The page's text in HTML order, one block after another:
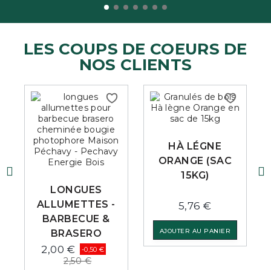
LES COUPS DE COEURS DE
NOS CLIENTS
LONGUES
ALLUMETTES -
BARBECUE &
BRASERO
2,00 € -0,50 €
2,50 €
HÀ LÉGNE
ORANGE (SAC
15KG)
5,76 €
AJOUTER AU PANIER